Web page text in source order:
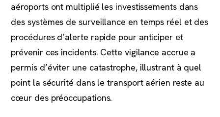
aéroports ont multiplié les investissements dans
des systèmes de surveillance en temps réel et des
procédures d’alerte rapide pour anticiper et
prévenir ces incidents. Cette vigilance accrue a
permis d’éviter une catastrophe, illustrant à quel
point la sécurité dans le transport aérien reste au
cœur des préoccupations.